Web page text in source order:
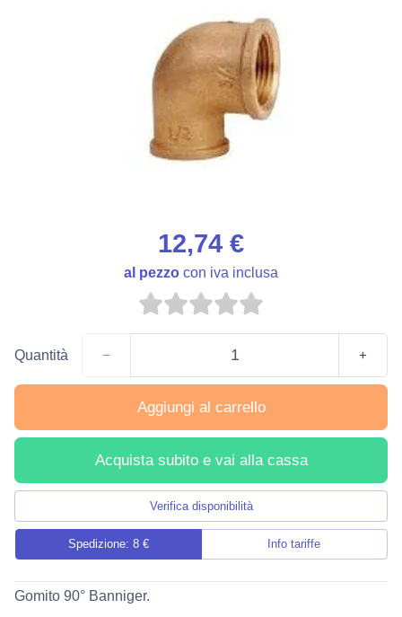
12,74 €
al pezzo con iva inclusa
Quantità − +
Aggiungi al carrello
Acquista subito e vai alla cassa
Verifica disponibilità
Spedizione: 8 € Info tariffe
Gomito 90° Banniger.